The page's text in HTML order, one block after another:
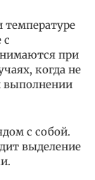
температуре
с
при
когда не
выполнении
с собой.
выделение